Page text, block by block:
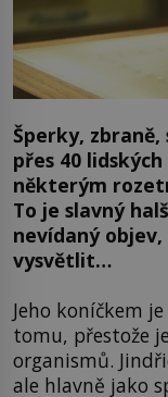
Šperky,
přes 40
některým
To je slavný
nevídaný
vysvětlit…
Jeho koníčkem
tomu, přestože
organismů.
ale hlavně jako